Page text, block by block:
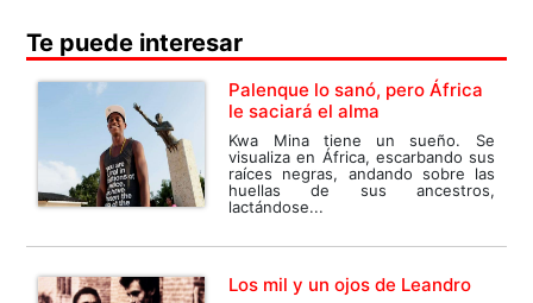
Te puede interesar
Palenque lo sanó, pero África
le saciará el alma
Kwa Mina tiene un sueño. Se
visualiza en África, escarbando sus
raíces negras, andando sobre las
huellas de sus ancestros,
lactándose...
Los mil y un ojos de Leandro